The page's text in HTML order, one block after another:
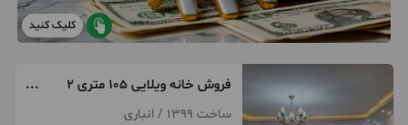
کلیک کنید
فروش خانه ویلایی ۱۰۵ متری ۲
خوابه
ساخت 1399 / انباری